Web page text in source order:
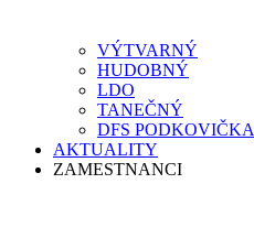
VÝTVARNÝ
HUDOBNÝ
LDO
TANEČNÝ
DFS PODKOVIČKA
AKTUALITY
ZAMESTNANCI